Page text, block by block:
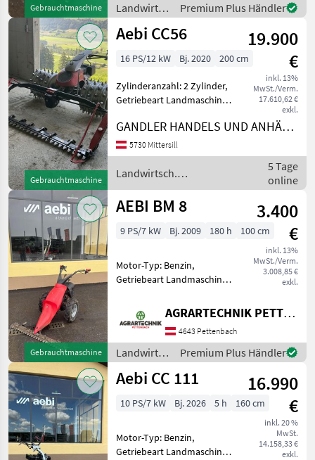
Gebrauchtmaschine
Landwirtsch.
Motorfahrzeuge
/ Aebi
Premium Plus Händler
Gebrauchtmaschine
Aebi CC56
19.900
€
inkl. 13%
MwSt./Verm.
17.610,62 €
exkl.
16 PS/12 kW Bj. 2020 200 cm
Zylinderanzahl: 2 Zylinder,
Getriebeart Landmaschine:
Typ: Benzin, Stachelwalzen,
Doppelmesser Schöner
AEBI Motormäher CC56 mit
16 PS, Stachelwa
GANDLER HANDELS UND ANHÄNGER GmbH
5730 Mittersill
Landwirtsch.
Motorfahrzeuge / Aebi
5 Tage
online
Gebrauchtmaschine
AEBI BM 8
3.400
€
inkl. 13%
MwSt./Verm.
3.008,85 €
exkl.
9 PS/7 kW Bj. 2009 180 h 100 cm
Motor-Typ: Benzin,
Getriebeart Landmaschine:
Differentialsperre,
Mulchbalken komplett
Radverbreiterung montiert
Ersatzmesser vorhande
AGRARTECHNIK PETTENBACH GMBH
4643 Pettenbach
Landwirtsch.
Motorfahrzeuge
/ Aebi
Premium Plus Händler
Aebi CC 111
16.990
€
inkl. 20 %
MwSt.
14.158,33 €
exkl.
10 PS/7 kW Bj. 2026 5 h 160 cm
Motor-Typ: Benzin,
Getriebeart Landmaschine: